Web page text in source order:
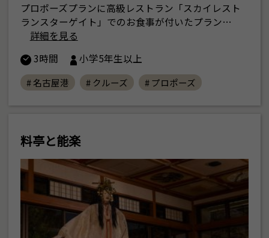
プロポーズプランに高級レストラン「スカイレスト
ランスターゲイト」でのお食事が付いたプラン…
詳細を見る
3時間
小学5年生以上
# 名古屋港 # クルーズ # プロポーズ
料亭と能楽